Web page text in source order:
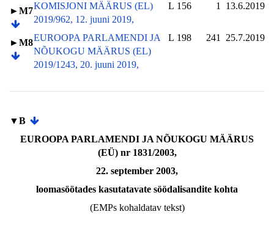
►M7KOMISJONI MÄÄRUS (EL)
2019/962, 12. juuni 2019,
L 156 1 13.6.2019
►M8EUROOPA PARLAMENDI JA
NÕUKOGU MÄÄRUS (EL)
2019/1243, 20. juuni 2019,
L 198 241 25.7.2019
▼B
EUROOPA PARLAMENDI JA NÕUKOGU MÄÄRUS
(EÜ) nr 1831/2003,
22. september 2003,
loomasöötades kasutatavate söödalisandite kohta
(EMPs kohaldatav tekst)